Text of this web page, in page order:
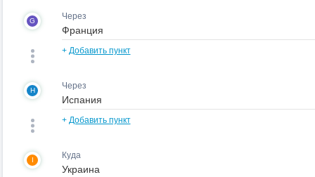
G Через
+ Добавить пункт
H Через
+ Добавить пункт
I Куда